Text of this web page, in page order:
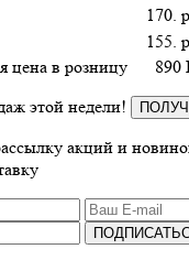
170.
155.
цена в розницу
890
этой недели!
акций и